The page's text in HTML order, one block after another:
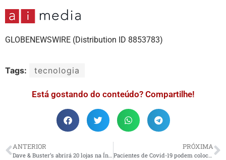
GLOBENEWSWIRE (Distribution ID 8853783)
Tags: tecnologia
Está gostando do conteúdo? Compartilhe!
ANTERIOR
Dave & Buster’s abrirá 20 lojas na Índia e na Austrália
PRÓXIMA
Pacientes de Covid-19 podem colocar prótese de joelho e quadril com segurança